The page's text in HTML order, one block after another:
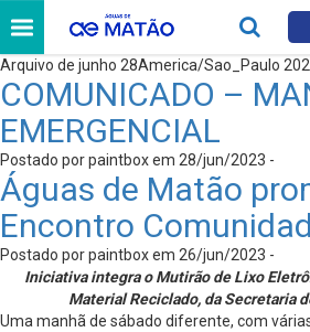
Arquivo de junho 28America/Sao_Paulo
COMUNICADO –
EMERGENCIAL
Postado por paintbox em 28/jun/2023 -
Águas de Matão
Encontro
Postado por paintbox em 26/jun/2023 -
Iniciativa integra o Mutirão de Lixo
Material Reciclado, da Secretaria
Uma manhã de sábado diferente, com